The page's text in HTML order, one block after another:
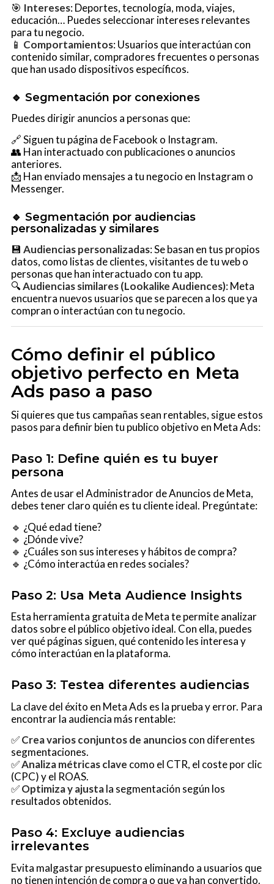
🎯 Intereses: Deportes, tecnología, moda, viajes,
educación… Puedes seleccionar intereses relevantes
para tu negocio.
📱 Comportamientos: Usuarios que interactúan con
contenido similar, compradores frecuentes o personas
que han usado dispositivos específicos.
🔹 Segmentación por conexiones
Puedes dirigir anuncios a personas que:
🔗 Siguen tu página de Facebook o Instagram.
👥 Han interactuado con publicaciones o anuncios
anteriores.
📩 Han enviado mensajes a tu negocio en Instagram o
Messenger.
🔹 Segmentación por audiencias
personalizadas y similares
💾 Audiencias personalizadas: Se basan en tus propios
datos, como listas de clientes, visitantes de tu web o
personas que han interactuado con tu app.
🔍Audiencias similares (Lookalike Audiences): Meta
encuentra nuevos usuarios que se parecen a los que ya
compran o interactúan con tu negocio.
Cómo definir el público
objetivo perfecto en Meta
Ads paso a paso
Si quieres que tus campañas sean rentables, sigue estos
pasos para definir bien tu publico objetivo en Meta Ads:
Paso 1: Define quién es tu buyer
persona
Antes de usar el Administrador de Anuncios de Meta,
debes tener claro quién es tu cliente ideal. Pregúntate:
🔹 ¿Qué edad tiene?
🔹 ¿Dónde vive?
🔹 ¿Cuáles son sus intereses y hábitos de compra?
🔹 ¿Cómo interactúa en redes sociales?
Paso 2: Usa Meta Audience Insights
Esta herramienta gratuita de Meta te permite analizar
datos sobre el público objetivo ideal. Con ella, puedes
ver qué páginas siguen, qué contenido les interesa y
cómo interactúan en la plataforma.
Paso 3: Testea diferentes audiencias
La clave del éxito en Meta Ads es la prueba y error. Para
encontrar la audiencia más rentable:
✅Crea varios conjuntos de anuncioscon diferentes
segmentaciones.
✅Analiza métricas clave como el CTR, el coste por clic
(CPC) y el ROAS.
✅Optimiza y ajustala segmentación según los
resultados obtenidos.
Paso 4: Excluye audiencias
irrelevantes
Evita malgastar presupuesto eliminando a usuarios que
no tienen intención de compra o que ya han convertido.